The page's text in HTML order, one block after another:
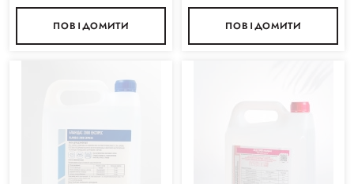
ПОВІДОМИТИ ПОВІДОМИТИ